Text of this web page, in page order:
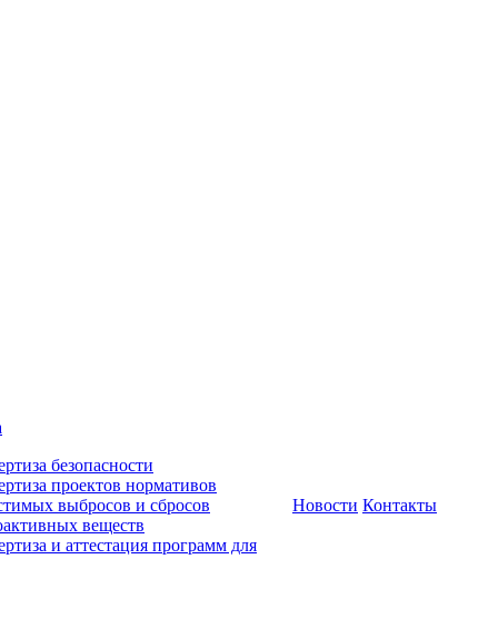
безопасности
проектов нормативов
выбросов и сбросов
веществ
и аттестация программ для
Новости Контакты